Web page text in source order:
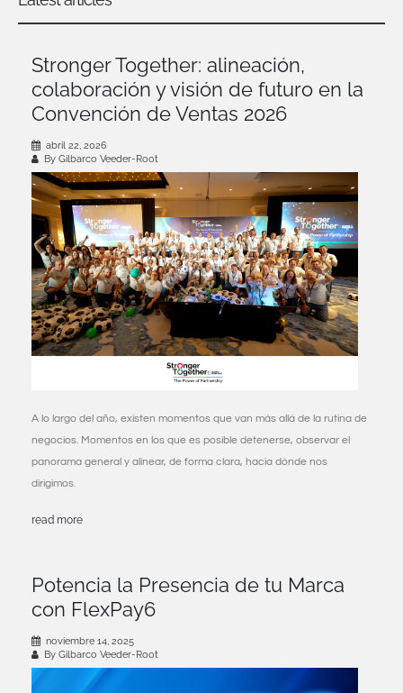
Stronger Together: alineación,
colaboración y visión de futuro en la
Convención de Ventas 2026
abril 22, 2026
By Gilbarco Veeder-Root
A lo largo del año, existen momentos que van más allá de la rutina de
negocios. Momentos en los que es posible detenerse, observar el
panorama general y alinear, de forma clara, hacia dónde nos
dirigimos.
read more
Potencia la Presencia de tu Marca
con FlexPay6
noviembre 14, 2025
By Gilbarco Veeder-Root